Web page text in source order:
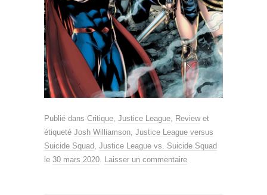
Publié dans Critique Justice League Reviewet
étiqueté Josh Williamson Justice League versus
Suicide Squad Justice League vs. Suicide Squad
le 30 mars 2020 Laisser un commentaire